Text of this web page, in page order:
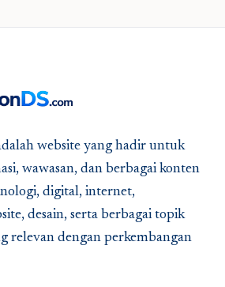
website yang hadir untuk
wawasan, dan berbagai konten
digital, internet,
desain, serta berbagai topik
relevan dengan perkembangan